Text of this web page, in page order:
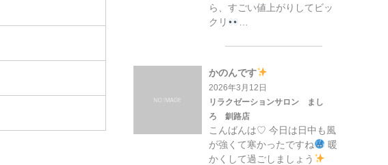
ら、すごい値上がりしてビッ
クリ
…
かのんです
2026年3月12日
リラクゼーションサロン まし
ろ 釧路店
こんばんは♡ 今日は日中も風
が強くて寒かったですね
暖
かくして過ごしましょう